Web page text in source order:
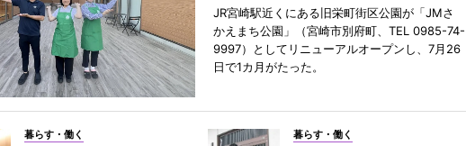
JR宮崎駅近くにある旧栄町街区公園が「JMさ
かえまち公園」（宮崎市別府町、TEL 0985-74-
9997）としてリニューアルオープンし、7月26
日で1カ月がたった。
暮らす・働く 暮らす・働く